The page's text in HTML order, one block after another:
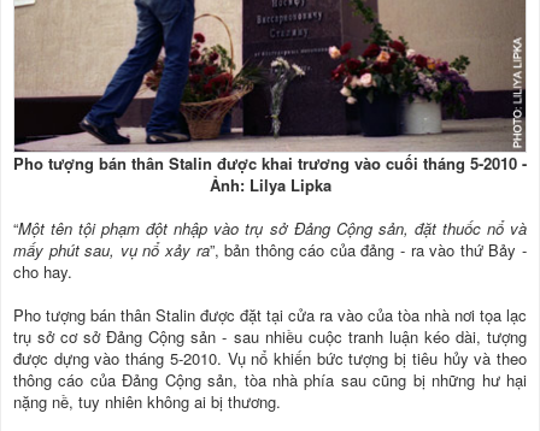
Pho tượng bán thân Stalin được khai trương vào cuối tháng 5-2010 -
Ảnh: Lilya Lipka
“Một tên tội phạm đột nhập vào trụ sở Đảng Cộng sản, đặt thuốc nổ và
mấy phút sau, vụ nổ xảy ra”, bản thông cáo của đảng - ra vào thứ Bảy -
cho hay.
Pho tượng bán thân Stalin được đặt tại cửa ra vào của tòa nhà nơi tọa lạc
trụ sở cơ sở Đảng Cộng sản - sau nhiều cuộc tranh luận kéo dài, tượng
được dựng vào tháng 5-2010. Vụ nổ khiến bức tượng bị tiêu hủy và theo
thông cáo của Đảng Cộng sản, tòa nhà phía sau cũng bị những hư hại
nặng nề, tuy nhiên không ai bị thương.